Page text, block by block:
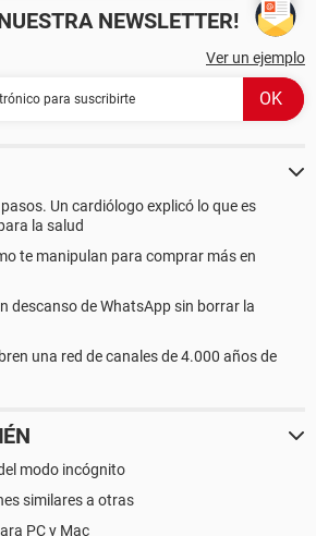
NEWSLETTER!
Ver un ejemplo
Un cardiólogo explicó lo que es
la salud
te manipulan para comprar más en
descanso de WhatsApp sin borrar la
una red de canales de 4.000 años de
modo incógnito
similares a otras
PC y Mac